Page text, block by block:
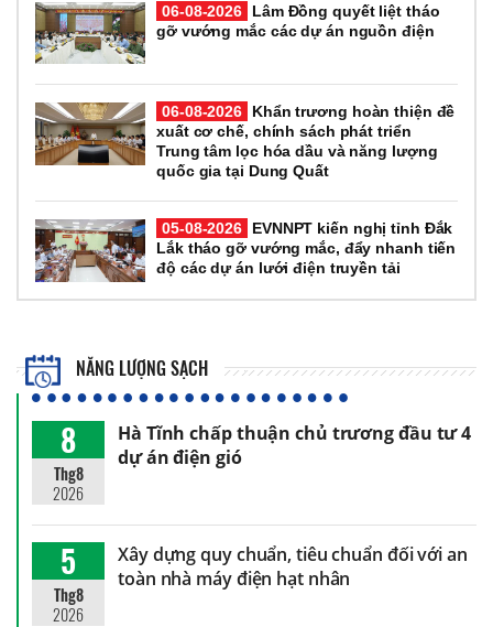
06-08-2026
Lâm Đồng quyết liệt tháo
gỡ vướng mắc các dự án nguồn điện
06-08-2026
Khẩn trương hoàn thiện đề
xuất cơ chế, chính sách phát triển
Trung tâm lọc hóa dầu và năng lượng
quốc gia tại Dung Quất
05-08-2026
EVNNPT kiến nghị tỉnh Đắk
Lắk tháo gỡ vướng mắc, đẩy nhanh tiến
độ các dự án lưới điện truyền tải
NĂNG LƯỢNG SẠCH
8
Thg8
2026
Hà Tĩnh chấp thuận chủ trương đầu tư 4
dự án điện gió
5
Thg8
2026
Xây dựng quy chuẩn, tiêu chuẩn đối với an
toàn nhà máy điện hạt nhân